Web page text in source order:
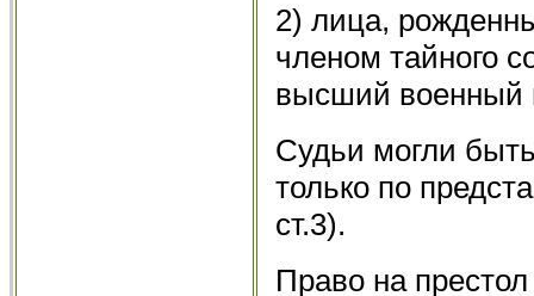
2) лица,
членом тайного
высший военный
Судьи могли
только по
ст.3).
Право на